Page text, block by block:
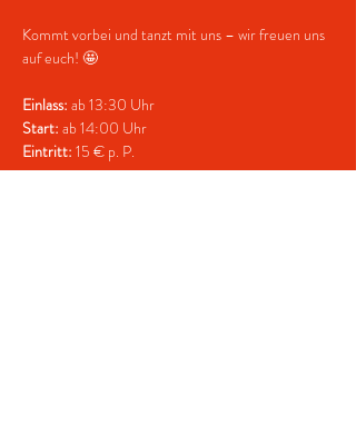
Kommt vorbei und tanzt mit uns – wir freuen uns
auf euch! 🤩
Einlass: ab 13:30 Uhr
Start: ab 14:00 Uhr
Eintritt: 15 € p. P.